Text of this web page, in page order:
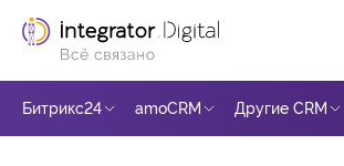
Битрикс24 amoCRM Другие CRM